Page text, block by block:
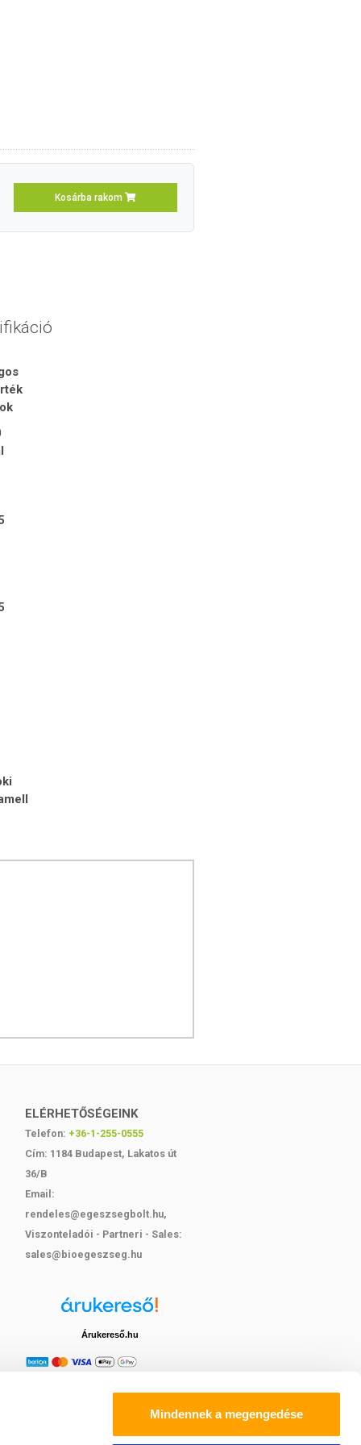
Mindennek a megengedése
Kosárba rakom
ELÉRHETŐSÉGEINK
Telefon: +36-1-255-0555
Cím: 1184 Budapest, Lakatos út
36/B
Email:
rendeles@egeszsegbolt.hu,
Viszonteladói - Partneri - Sales:
sales@bioegeszseg.hu
Árukereső.hu